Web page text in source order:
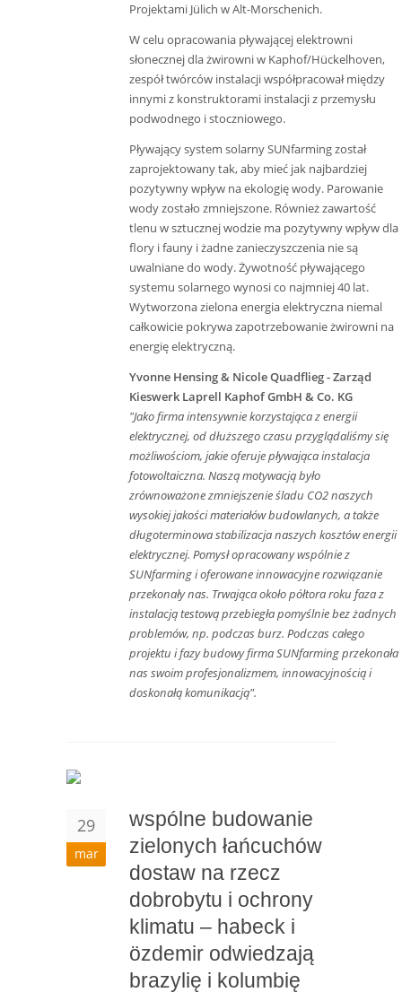
Projektami Jülich w Alt-Morschenich.
W celu opracowania pływającej elektrowni
słonecznej dla żwirowni w Kaphof/Hückelhoven,
zespół twórców instalacji współpracował między
innymi z konstruktorami instalacji z przemysłu
podwodnego i stoczniowego.
Pływający system solarny SUNfarming został
zaprojektowany tak, aby mieć jak najbardziej
pozytywny wpływ na ekologię wody. Parowanie
wody zostało zmniejszone. Również zawartość
tlenu w sztucznej wodzie ma pozytywny wpływ dla
flory i fauny i żadne zanieczyszczenia nie są
uwalniane do wody. Żywotność pływającego
systemu solarnego wynosi co najmniej 40 lat.
Wytworzona zielona energia elektryczna niemal
całkowicie pokrywa zapotrzebowanie żwirowni na
energię elektryczną.
Yvonne Hensing & Nicole Quadflieg - Zarząd
Kieswerk Laprell Kaphof GmbH & Co. KG
"Jako firma intensywnie korzystająca z energii
elektrycznej, od dłuższego czasu przyglądaliśmy się
możliwościom, jakie oferuje pływająca instalacja
fotowoltaiczna. Naszą motywacją było
zrównoważone zmniejszenie śladu CO2 naszych
wysokiej jakości materiałów budowlanych, a także
długoterminowa stabilizacja naszych kosztów energii
elektrycznej. Pomysł opracowany wspólnie z
SUNfarming i oferowane innowacyjne rozwiązanie
przekonały nas. Trwająca około półtora roku faza z
instalacją testową przebiegła pomyślnie bez żadnych
problemów, np. podczas burz. Podczas całego
projektu i fazy budowy firma SUNfarming przekonała
nas swoim profesjonalizmem, innowacyjnością i
doskonałą komunikacją".
29
mar
wspólne budowanie
zielonych łańcuchów
dostaw na rzecz
dobrobytu i ochrony
klimatu – habeck i
özdemir odwiedzają
brazylię i kolumbię